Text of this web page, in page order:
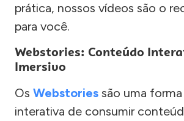
prática, nossos vídeos são o
para você.
Webstories: Conteúdo
Imersivo
Os Webstories são uma
interativa de consumir